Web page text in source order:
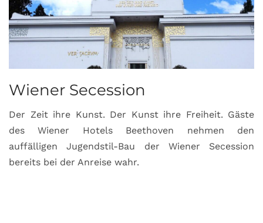
Wiener Secession
Der Zeit ihre Kunst. Der Kunst ihre Freiheit. Gäste
des Wiener Hotels Beethoven nehmen den
auffälligen Jugendstil-Bau der Wiener Secession
bereits bei der Anreise wahr.